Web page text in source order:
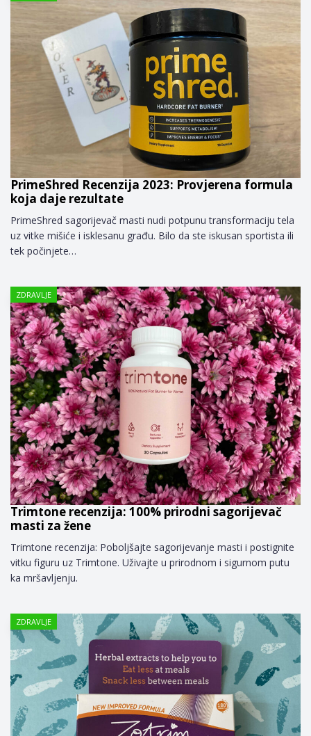
PrimeShred Recenzija 2023: Provjerena formula
koja daje rezultate
PrimeShred sagorijevač masti nudi potpunu transformaciju tela
uz vitke mišiće i isklesanu građu. Bilo da ste iskusan sportista ili
tek počinjete…
ZDRAVLJE
Trimtone recenzija: 100% prirodni sagorijevač
masti za žene
Trimtone recenzija: Poboljšajte sagorijevanje masti i postignite
vitku figuru uz Trimtone. Uživajte u prirodnom i sigurnom putu
ka mršavljenju.
ZDRAVLJE